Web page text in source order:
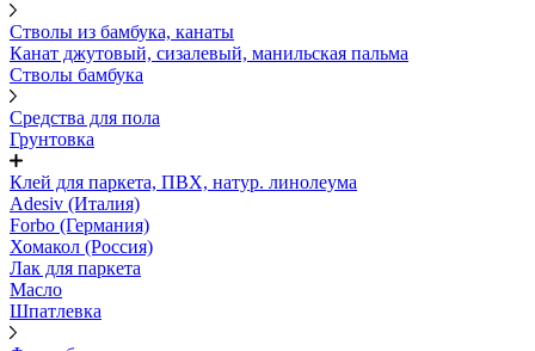
Стволы из бамбука, канаты
Канат джутовый, сизалевый, манильская пальма
Стволы бамбука
Средства для пола
Грунтовка
Клей для паркета, ПВХ, натур. линолеума
Adesiv (Италия)
Forbo (Германия)
Хомакол (Россия)
Лак для паркета
Масло
Шпатлевка